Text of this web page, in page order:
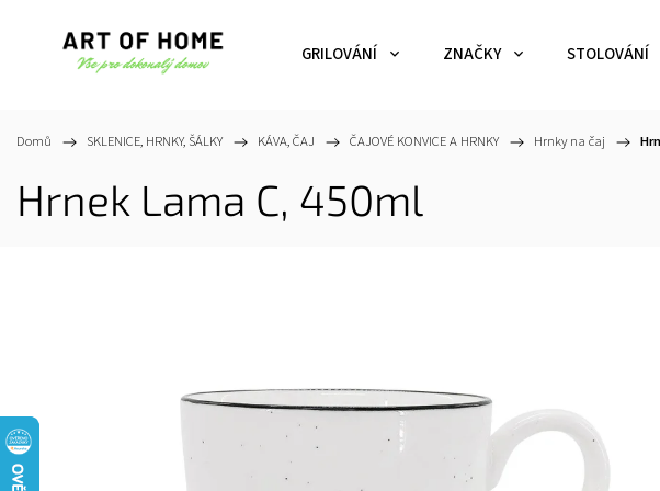
GRILOVÁNÍ ZNAČKY STOLOVÁNÍ
Domů / SKLENICE, HRNKY, ŠÁLKY / KÁVA, ČAJ / ČAJOVÉ KONVICE A HRNKY / Hrnky na čaj /
Hrnek Lama C, 450ml